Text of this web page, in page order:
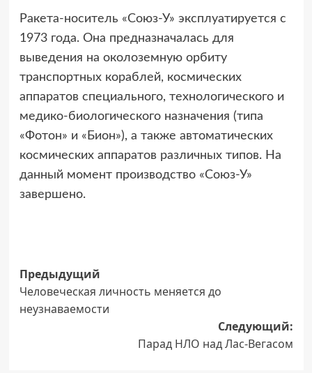
Ракета-носитель «Союз-У» эксплуатируется с
1973 года. Она предназначалась для
выведения на околоземную орбиту
транспортных кораблей, космических
аппаратов специального, технологического и
медико-биологического назначения (типа
«Фотон» и «Бион»), а также автоматических
космических аппаратов различных типов. На
данный момент производство «Союз-У»
завершено.
Навигация
записи
Предыдущий
Человеческая личность меняется до
неузнаваемости
Следующий:
Парад НЛО над Лас-Вегасом